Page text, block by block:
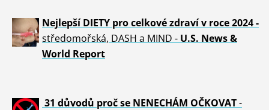
Nejlepší DIETY pro celkové zdraví v roce 2024 -
středomořská, DASH a MIND - U.S. News &
World Report
31 důvodů proč se NENECHÁM OČKOVAT-